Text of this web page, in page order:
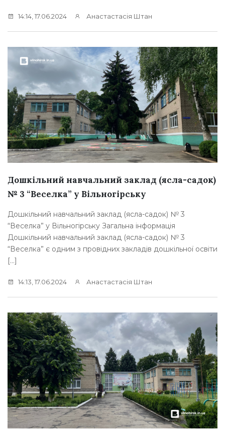
14:14, 17.06.2024 Анастастасія Штан
Дошкільний навчальний заклад (ясла-садок)
№ 3 “Веселка” у Вільногірську
Дошкільний навчальний заклад (ясла-садок) № 3
“Веселка” у Вільногірську Загальна інформація
Дошкільний навчальний заклад (ясла-садок) № 3
“Веселка” є одним з провідних закладів дошкільної освіти
[…]
14:13, 17.06.2024 Анастастасія Штан